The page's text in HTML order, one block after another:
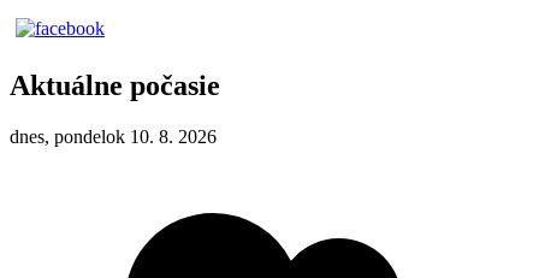
Aktuálne počasie
dnes, pondelok 10. 8. 2026